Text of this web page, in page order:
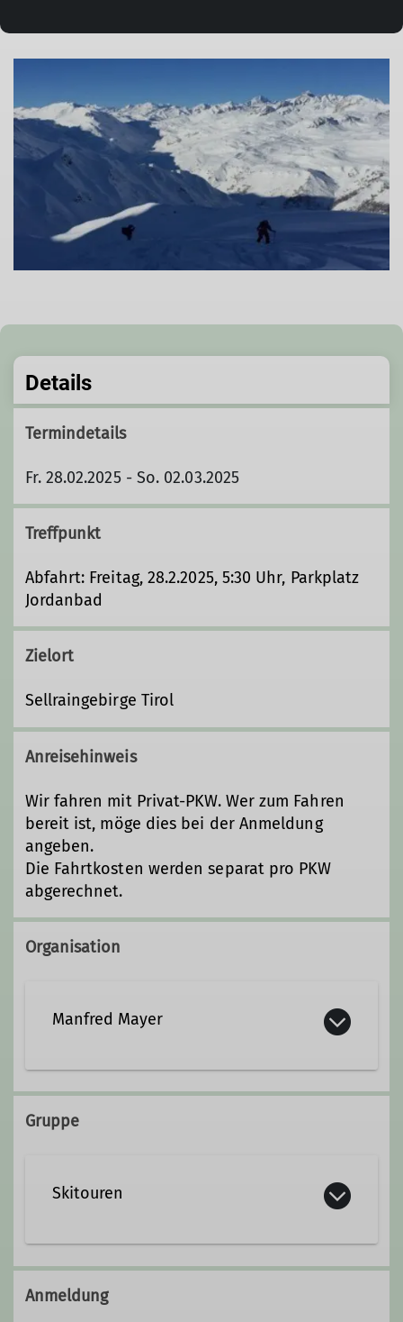
Details
Termindetails
Fr. 28.02.2025 - So. 02.03.2025
Treffpunkt
Abfahrt: Freitag, 28.2.2025, 5:30 Uhr, Parkplatz
Jordanbad
Zielort
Sellraingebirge Tirol
Anreisehinweis
Wir fahren mit Privat-PKW. Wer zum Fahren
bereit ist, möge dies bei der Anmeldung
angeben.
Die Fahrtkosten werden separat pro PKW
abgerechnet.
Organisation
Manfred Mayer
Kontakt aufnehmen
Gruppe
Skitouren
Die Skitourengruppe der Sektion
Biberach des Deutschen Alpenvereins
unternimmt während des
Anmeldung